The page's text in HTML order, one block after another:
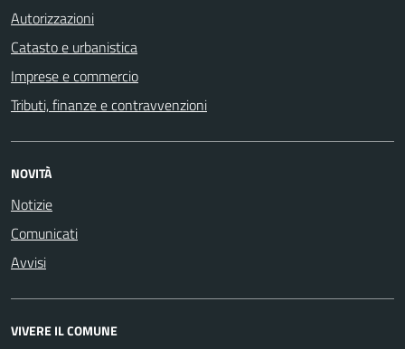
Autorizzazioni
Catasto e urbanistica
Imprese e commercio
Tributi, finanze e contravvenzioni
NOVITÀ
Notizie
Comunicati
Avvisi
VIVERE IL COMUNE